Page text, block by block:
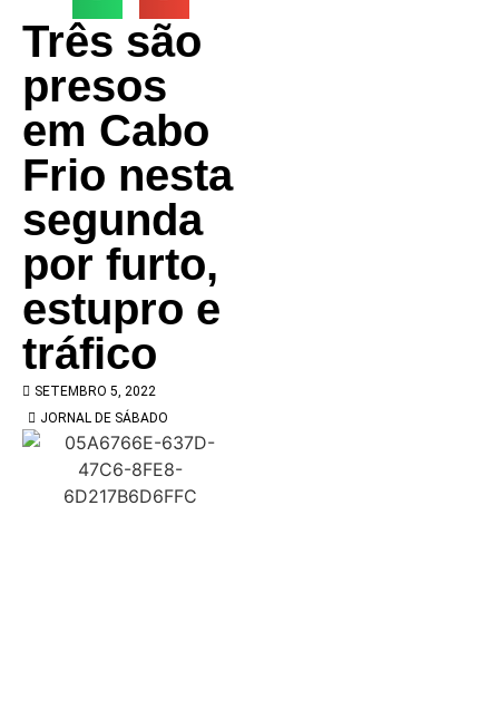
Três são
presos
em Cabo
Frio nesta
segunda
por furto,
estupro e
tráfico
SETEMBRO 5, 2022
JORNAL DE SÁBADO